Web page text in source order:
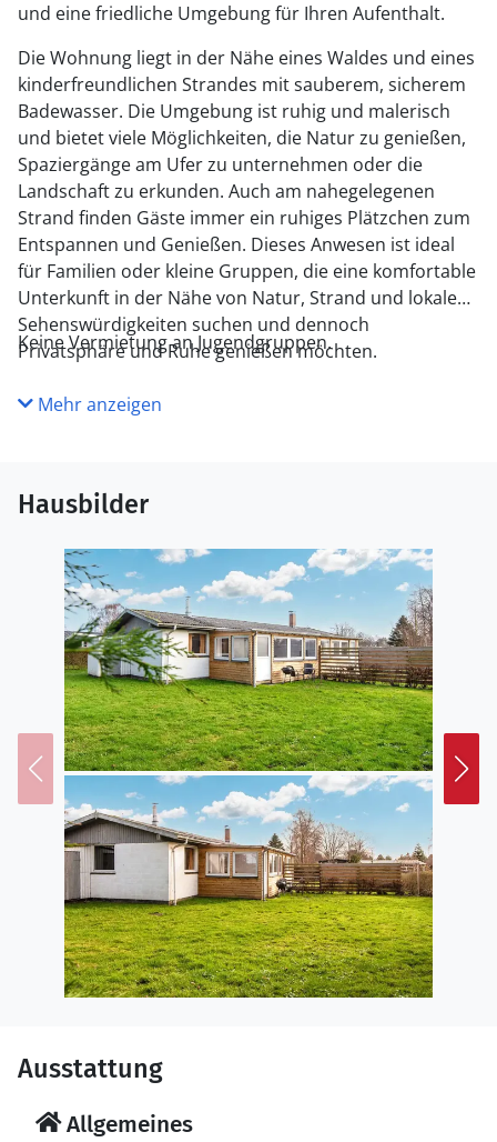
und eine friedliche Umgebung für Ihren Aufenthalt.
Die Wohnung liegt in der Nähe eines Waldes und eines
kinderfreundlichen Strandes mit sauberem, sicherem
Badewasser. Die Umgebung ist ruhig und malerisch
und bietet viele Möglichkeiten, die Natur zu genießen,
Spaziergänge am Ufer zu unternehmen oder die
Landschaft zu erkunden. Auch am nahegelegenen
Strand finden Gäste immer ein ruhiges Plätzchen zum
Entspannen und Genießen. Dieses Anwesen ist ideal
für Familien oder kleine Gruppen, die eine komfortable
Unterkunft in der Nähe von Natur, Strand und lokalen
Sehenswürdigkeiten suchen und dennoch
Privatsphäre und Ruhe genießen möchten.
Keine Vermietung an Jugendgruppen.
Mehr anzeigen
Hausbilder
Ausstattung
Allgemeines